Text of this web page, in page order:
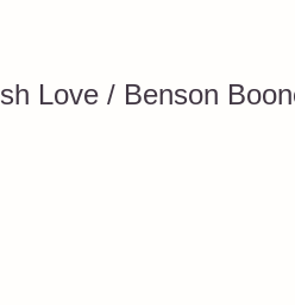
Love / Benson